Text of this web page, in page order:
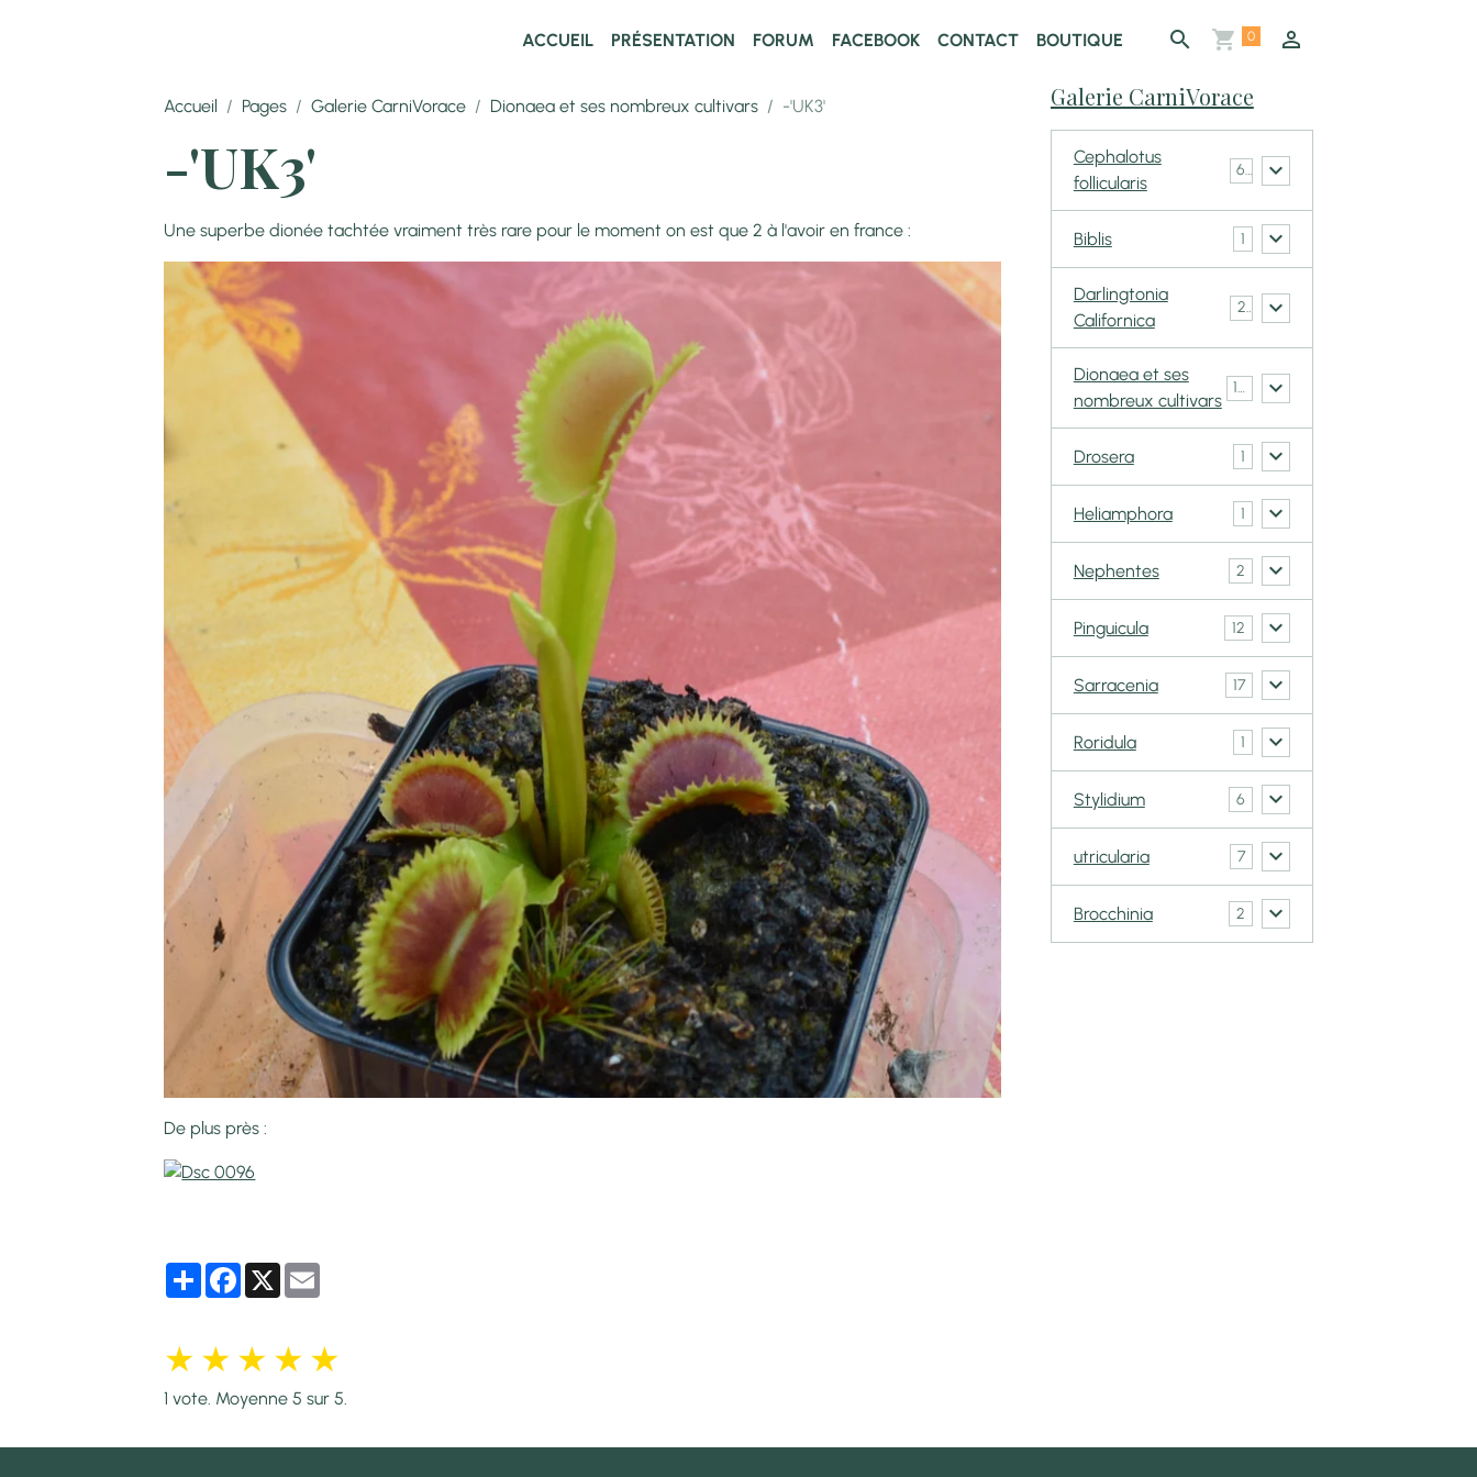
ACCUEIL PRÉSENTATION FORUM FACEBOOK CONTACT BOUTIQUE 0
Accueil Pages Galerie CarniVorace Dionaea et ses nombreux cultivars -'UK3'
-'UK3'
Une superbe dionée tachtée vraiment très rare pour le moment on est que 2 à l'avoir en france :
De plus près :
PartagerFacebook
X
★ ★ ★ ★ ★
1 vote. Moyenne5 sur 5.
Galerie CarniVorace
Cephalotus
follicularis
6
Biblis 1
Darlingtonia
Californica
2
Dionaea et ses
nombreux cultivars
148
Drosera 1
Heliamphora 1
Nephentes 2
Pinguicula 12
Sarracenia 17
Roridula 1
Stylidium 6
utricularia 7
Brocchinia 2